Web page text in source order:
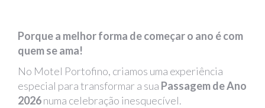
Porque a melhor forma de começar o ano é com
quem se ama!
No Motel Portofino, criamos uma experiência
especial para transformar a sua Passagem de Ano
2026numa celebração inesquecível.